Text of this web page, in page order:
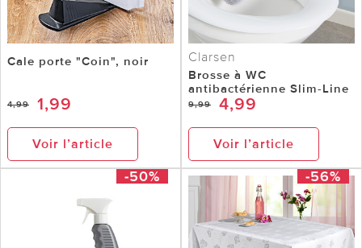
Cale porte "Coin", noir
4,99 1,99
Voir l’article
Clarsen
Brosse à WC
antibactérienne Slim-Line
9,99 4,99
Voir l’article
-50% -56%